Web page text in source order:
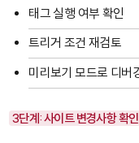
태그 실행 여부 확인
트리거 조건 재검토
미리보기 모드로 디버
3단계: 사이트 변경사항 확인